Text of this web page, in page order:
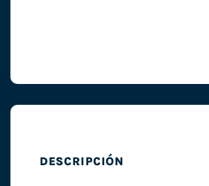
DESCRIPCIÓN